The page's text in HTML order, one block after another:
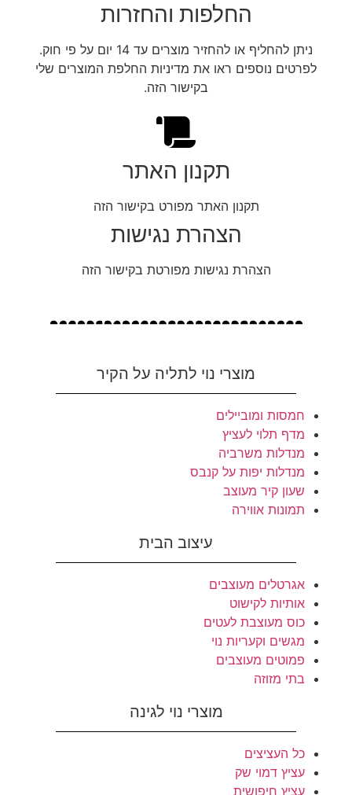
החלפות והחזרות
ניתן להחליף או להחזיר מוצרים עד 14 יום על פי חוק.
לפרטים נוספים ראו את מדיניות החלפת המוצרים שלי
בקישור הזה.
תקנון האתר
תקנון האתר מפורט בקישור הזה
הצהרת נגישות
הצהרת נגישות מפורטת בקישור הזה
מוצרי נוי לתליה על הקיר
חמסות ומוביילים
מדף תלוי לעציץ
מנדלות משרביה
מנדלות יפות על קנבס
שעון קיר מעוצב
תמונות אווירה
עיצוב הבית
אגרטלים מעוצבים
אותיות לקישוט
כוס מעוצבת לעטים
מגשים וקעריות נוי
פמוטים מעוצבים
בתי מזוזה
מוצרי נוי לגינה
כל העציצים
עציץ דמוי שק
עציץ חיפושית